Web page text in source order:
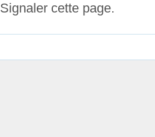
Signaler cette page.